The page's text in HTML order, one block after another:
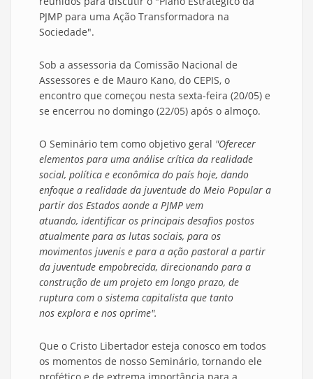
PJMP para uma Ação Transformadora na
Sociedade".
Sob a assessoria da Comissão Nacional de
Assessores e de Mauro Kano, do CEPIS, o
encontro que começou nesta sexta-feira (20/05) e
se encerrou no domingo (22/05) após o almoço.
O Seminário tem como objetivo geral "Oferecer
elementos para uma análise crítica da realidade
social, política e econômica do país hoje, dando
enfoque a realidade da juventude do Meio Popular a
partir dos Estados aonde a PJMP vem
atuando, identificar os principais desafios postos
atualmente para as lutas sociais, para os
movimentos juvenis e para a ação pastoral a partir
da juventude empobrecida, direcionando para a
construção de um projeto em longo prazo, de
ruptura com o sistema capitalista que tanto
nos explora e nos oprime".
Que o Cristo Libertador esteja conosco em todos
os momentos de nosso Seminário, tornando ele